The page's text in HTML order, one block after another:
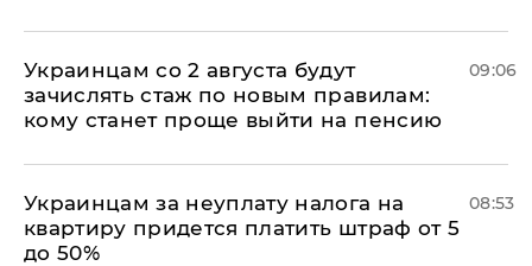
Украинцам со 2 августа будут
зачислять стаж по новым правилам:
кому станет проще выйти на пенсию
09:06
Украинцам за неуплату налога на
квартиру придется платить штраф от 5
до 50%
08:53